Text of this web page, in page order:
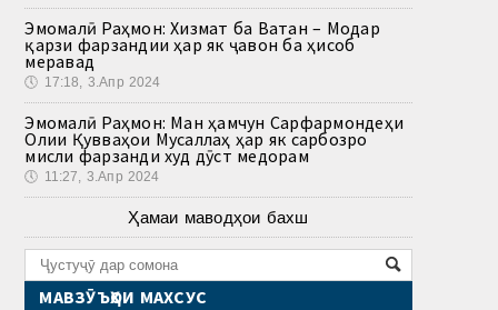
Эмомалӣ Раҳмон: Хизмат ба Ватан – Модар
қарзи фарзандии ҳар як ҷавон ба ҳисоб
меравад
🕔 17:18, 3.Апр 2024
Эмомалӣ Раҳмон: Ман ҳамчун Сарфармондеҳи
Олии Қувваҳои Мусаллаҳ ҳар як сарбозро
мисли фарзанди худ дӯст медорам
🕔 11:27, 3.Апр 2024
Ҳамаи маводҳои бахш
МАВЗӮЪҲОИ МАХСУС